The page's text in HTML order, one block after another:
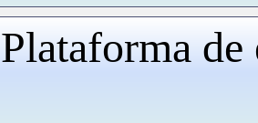
Plataforma